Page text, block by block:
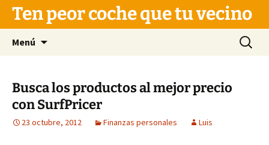
Saltar
contenido
Ten peor coche que tu vecino
Menú Buscar:
Busca los productos al mejor precio
con SurfPricer
23 octubre, 2012 Finanzas personales Luis